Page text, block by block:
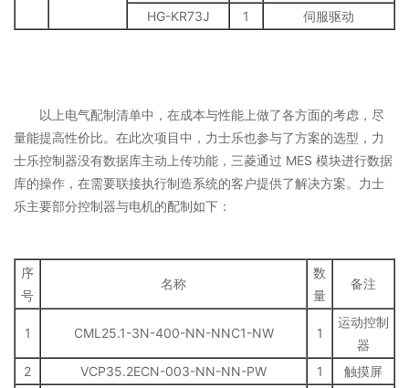
HG-KR73J
1 伺服驱动
以上电气配制清单中，在成本与性能上做了各方面的考虑，尽
量能提高性价比。在此次项目中，力士乐也参与了方案的选型，力
士乐控制器没有数据库主动上传功能，三菱通过 MES 模块进行数据
库的操作，在需要联接执行制造系统的客户提供了解决方案。力士
乐主要部分控制器与电机的配制如下：
序
号
名称
数
量
备注
1 CML25.1-3N-400-NN-NNC1-NW 1
运动控制
器
2
VCP35.2ECN-003-NN-NN-PW 1 触摸屏